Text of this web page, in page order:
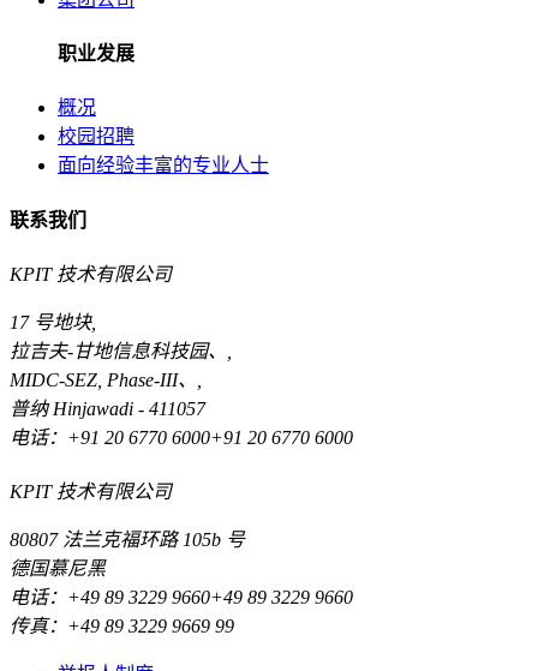
职业发展
概况
校园招聘
面向经验丰富的专业人士
联系我们
KPIT 技术有限公司
17 号地块,
拉吉夫-甘地信息科技园、,
MIDC-SEZ, Phase-III、,
普纳 Hinjawadi - 411057
电话：+91 20 6770 6000+91 20 6770 6000
KPIT 技术有限公司
80807 法兰克福环路 105b 号
德国慕尼黑
电话：+49 89 3229 9660+49 89 3229 9660
传真：+49 89 3229 9669 99